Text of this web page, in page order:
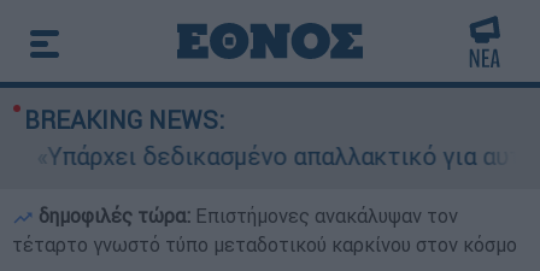
BREAKING NEWS:
δεδικασμένο απαλλακτικό για αυτήν»:
δημοφιλές τώρα: Επιστήμονες ανακάλυψαν τον
τέταρτο γνωστό τύπο μεταδοτικού καρκίνου στον κόσμο